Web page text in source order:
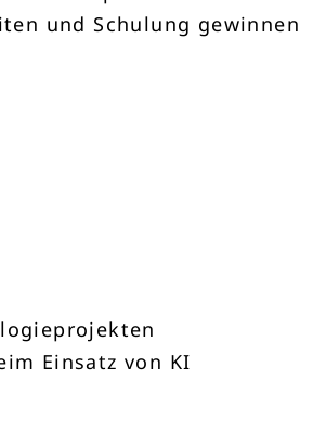
und Schulung gewinnen
Einsatz von KI